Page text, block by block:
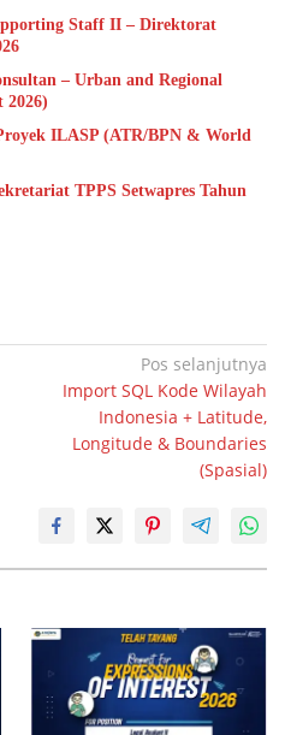
Staff II – Direktorat
– Urban and Regional
2026)
ILASP (ATR/BPN & World
TPPS Setwapres Tahun
Pos selanjutnya
Import SQL Kode Wilayah
Indonesia + Latitude,
Longitude & Boundaries
(Spasial)